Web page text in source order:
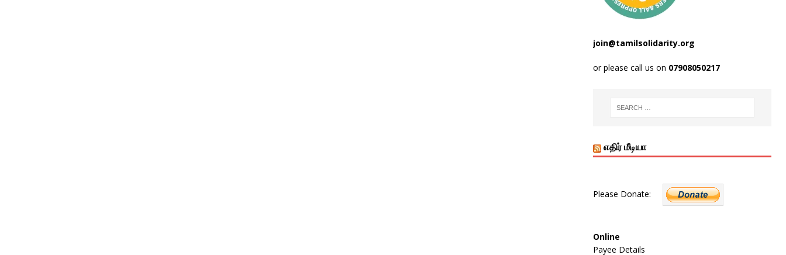
join@tamilsolidarity.org
or please call us on 07908050217
எதிர் மீடியா
Please Donate:
Online
Payee Details